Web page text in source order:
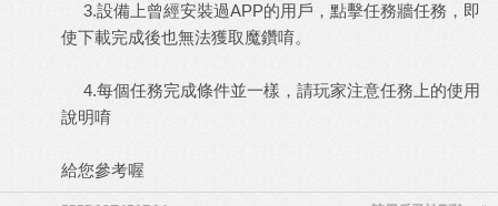
3.設備上曾經安裝過APP的用戶，點擊任務牆任務，即
使下載完成後也無法獲取魔鑽唷。
4.每個任務完成條件並一樣，請玩家注意任務上的使用
說明唷
給您參考喔